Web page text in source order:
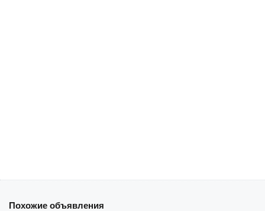
Похожие объявления